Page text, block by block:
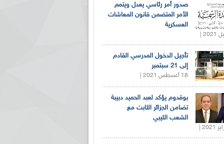
صدور أمر رئاسي يعدل ويتمم
الأمر المتضمن قانون المعاشات
العسكرية
تأجيل الدخول المدرسي القادم
إلى 21 سبتمبر
18 أغسطس 2021 |
بوقدوم يؤكد لعبد الحميد دبيبة
تضامن الجزائر الثابت مع
الشعب الليبي